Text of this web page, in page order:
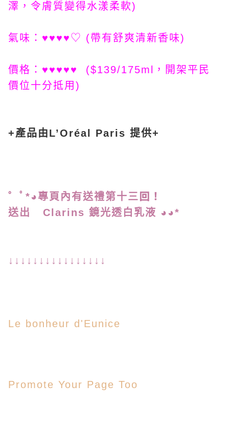
澤， 令膚質變得水漾柔軟)
氣味：♥♥♥♥♡ (帶有舒爽清新香味)
價格：♥♥♥♥♥ ($139/175ml，開架平民
價位十分抵用 )
+產品由L’Oréal Paris 提供+
゜ﾟ*◕專頁內有送禮第十三回！
送出 Clarins 鏡光透白乳液 ◕◕*
↓↓↓↓↓↓↓↓↓↓↓↓↓↓↓↓
Le bonheur d'Eunice
Promote Your Page Too